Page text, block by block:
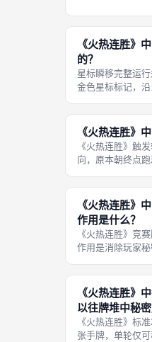
发转身效果的吉
《火热连胜》
的？
星标瞬移完整运
金色星标标记，
所有格子；第二
倒平躺、转身反
《火热连胜》
《火热连胜》触
向，原本朝终点
极具喜剧效果的
翻出指定吉祥物
《火热连胜》
作用是什么？
《火热连胜》竞
作用是消除玩家
重，防止单人手
整运行逻辑：第
《火热连胜》
以往牌堆中秘
《火热连胜》标
张手牌，单轮仅